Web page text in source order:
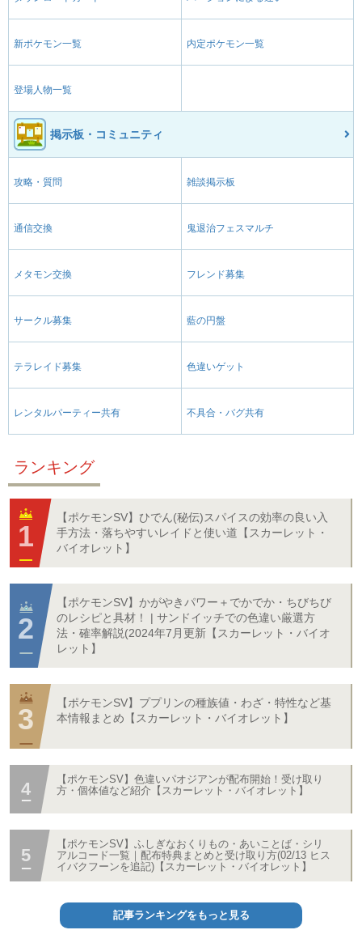
新ポケモン一覧 内定ポケモン一覧
登場人物一覧
掲示板・コミュニティ
攻略・質問 雑談掲示板
通信交換 鬼退治フェスマルチ
メタモン交換 フレンド募集
サークル募集 藍の円盤
テラレイド募集 色違いゲット
レンタルパーティー共有 不具合・バグ共有
ランキング
【ポケモンSV】ひでん(秘伝)スパイスの効率の良い入
手方法・落ちやすいレイドと使い道【スカーレット・
バイオレット】
【ポケモンSV】かがやきパワー＋でかでか・ちびちび
のレシピと具材！ | サンドイッチでの色違い厳選方
法・確率解説(2024年7月更新【スカーレット・バイオ
レット】
【ポケモンSV】ププリンの種族値・わざ・特性など基
本情報まとめ【スカーレット・バイオレット】
【ポケモンSV】色違いパオジアンが配布開始！受け取り
方・個体値など紹介【スカーレット・バイオレット】
【ポケモンSV】ふしぎなおくりもの・あいことば・シリ
アルコード一覧｜配布特典まとめと受け取り方(02/13 ヒス
イバクフーンを追記)【スカーレット・バイオレット】
記事ランキングをもっと見る